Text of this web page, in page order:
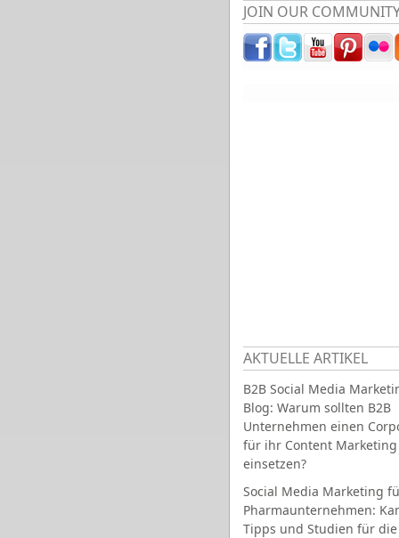
JOIN OUR
AKTUELLE ARTIKEL
B2B Social Media
Blog: Warum sollten B2B
Unternehmen einen
für ihr Content Marketing
einsetzen?
Social Media Marketing
Pharmaunternehmen:
Tipps und Studien für die